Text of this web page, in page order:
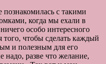
с такими
когда мы ехали в
особо интересного
того, чтобы сделать каждый
и полезным для его
надо, разве что желание,